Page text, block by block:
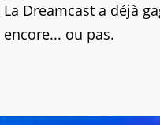
La Dreamcast a déjà
encore... ou pas.